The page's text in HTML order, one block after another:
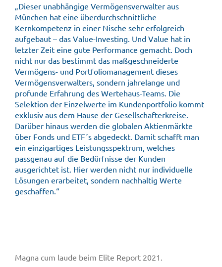
„Dieser unabhängige Vermögensverwalter aus
München hat eine überdurchschnittliche
Kernkompetenz in einer Nische sehr erfolgreich
aufgebaut – das Value-Investing. Und Value hat in
letzter Zeit eine gute Performance gemacht. Doch
nicht nur das bestimmt das maßgeschneiderte
Vermögens- und Portfoliomanagement dieses
Vermögensverwalters, sondern jahrelange und
profunde Erfahrung des Wertehaus-Teams. Die
Selektion der Einzelwerte im Kundenportfolio kommt
exklusiv aus dem Hause der Gesellschafterkreise.
Darüber hinaus werden die globalen Aktienmärkte
über Fonds und ETF´s abgedeckt. Damit schafft man
ein einzigartiges Leistungsspektrum, welches
passgenau auf die Bedürfnisse der Kunden
ausgerichtet ist. Hier werden nicht nur individuelle
Lösungen erarbeitet, sondern nachhaltig Werte
geschaffen.“
Magna cum laude beim Elite Report 2021.